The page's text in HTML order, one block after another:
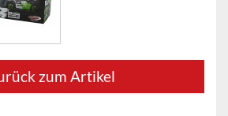
zum Artikel